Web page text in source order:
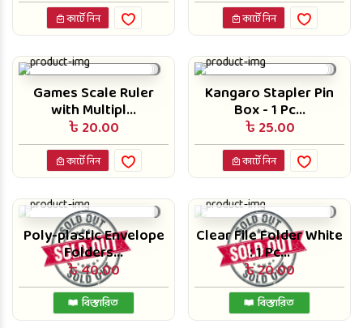
কার্টে নিন কার্টে নিন
Games Scale Ruler
with Multipl...
৳ 20.00
কার্টে নিন
Kangaro Stapler Pin
Box - 1 Pc...
৳ 25.00
কার্টে নিন
Poly-plastic Envelope
Folders...
৳ 40.00
বিস্তারিত
Clear File Folder White
: 1 Pc...
৳ 20.00
বিস্তারিত